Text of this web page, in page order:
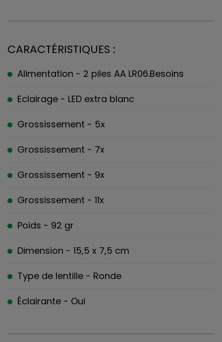
CARACTÉRISTIQUES :
Alimentation - 2 piles AA LR06.Besoins
Eclairage - LED extra blanc
Grossissement - 5x
Grossissement - 7x
Grossissement - 9x
Grossissement - 11x
Poids - 92 gr
Dimension - 15,5 x 7,5 cm
Type de lentille - Ronde
Éclairante - Oui